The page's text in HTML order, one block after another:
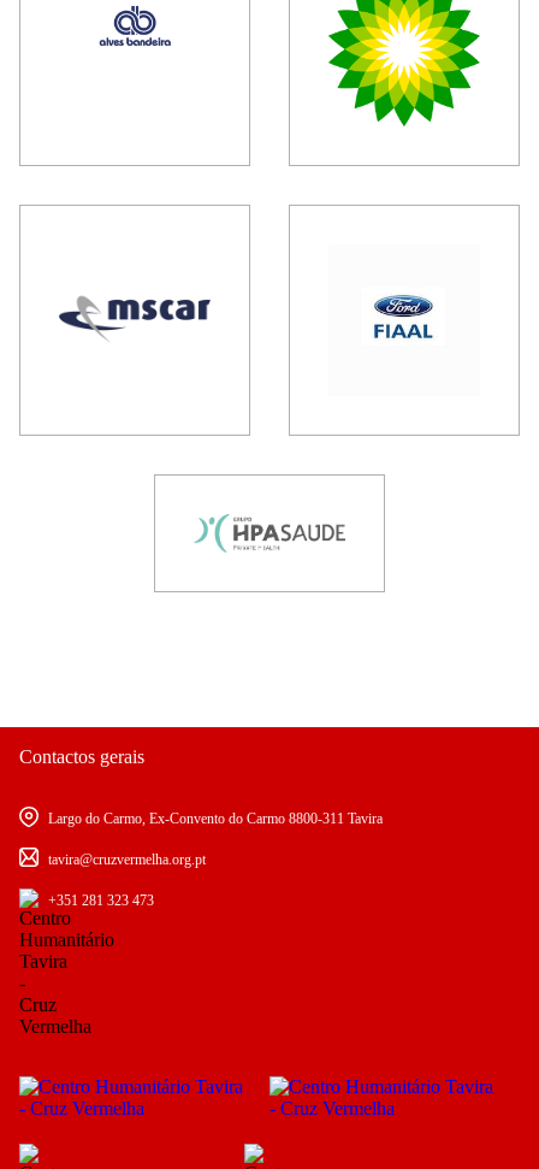
Contactos gerais
Largo do Carmo, Ex-Convento do Carmo 8800-311 Tavira
tavira@cruzvermelha.org.pt
+351 281 323 473